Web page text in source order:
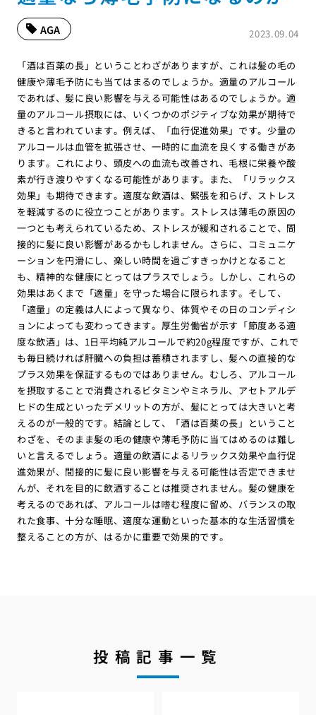
2023.09.04
AGA
「酒は百薬の長」ということわざがありますが、これは髪の毛の
健康や薄毛予防にも当てはまるのでしょうか。適量のアルコール
であれば、髪に良い影響を与える可能性はあるのでしょうか。適
量のアルコール摂取には、いくつかのポジティブな効果が期待で
きると言われています。例えば、「血行促進効果」です。少量の
アルコールは血管を拡張させ、一時的に血流を良くする働きがあ
ります。これにより、頭皮への血流も改善され、毛根に栄養や酸
素が行き渡りやすくなる可能性があります。また、「リラックス
効果」も期待できます。適度な飲酒は、緊張を和らげ、ストレス
を軽減するのに役立つことがあります。ストレスは薄毛の原因の
一つとも考えられているため、ストレスが緩和されることで、間
接的に髪に良い影響があるかもしれません。さらに、コミュニケ
ーションを円滑にし、楽しい時間を過ごすきっかけとなること
も、精神的な健康にとってはプラスでしょう。しかし、これらの
効果はあくまで「適量」を守った場合に限られます。そして、
「適量」の定義は人によって異なり、体質やその日のコンディシ
ョンによっても変わってきます。厚生労働省が示す「節度ある適
度な飲酒」は、1日平均純アルコールで約20g程度ですが、これで
も毎日続ければ肝臓への負担は蓄積されますし、髪への直接的な
プラス効果を保証するものではありません。むしろ、アルコール
を摂取することで消費されるビタミンやミネラル、アセトアルデ
ヒドの生成といったデメリットの方が、髪にとっては大きいと考
えるのが一般的です。結論として、「酒は百薬の長」ということ
わざを、そのまま髪の毛の健康や薄毛予防に当てはめるのは難し
いと言えるでしょう。適量の飲酒によるリラックス効果や血行促
進効果が、間接的に髪に良い影響を与える可能性は否定できませ
んが、それを目的に飲酒することは推奨されません。髪の健康を
考えるのであれば、アルコールは嗜む程度に留め、バランスの取
れた食事、十分な睡眠、適度な運動といった基本的な生活習慣を
整えることの方が、はるかに重要で効果的です。
投稿記事一覧